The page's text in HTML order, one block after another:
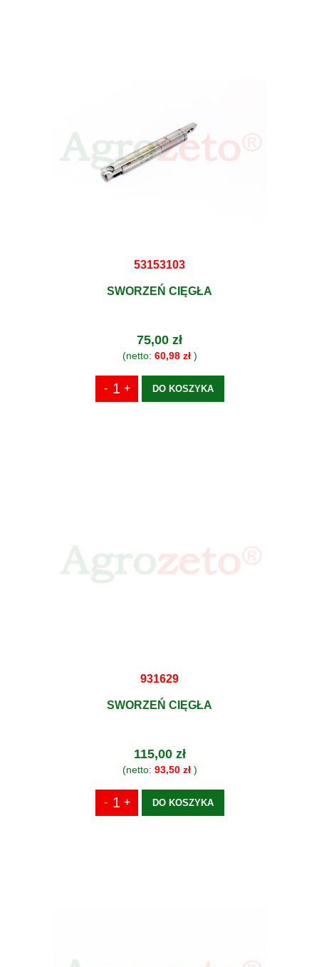
53153103
SWORZEŃ CIĘGŁA
75,00 zł
(netto: 60,98 zł)
DO KOSZYKA
931629
SWORZEŃ CIĘGŁA
115,00 zł
(netto: 93,50 zł)
DO KOSZYKA